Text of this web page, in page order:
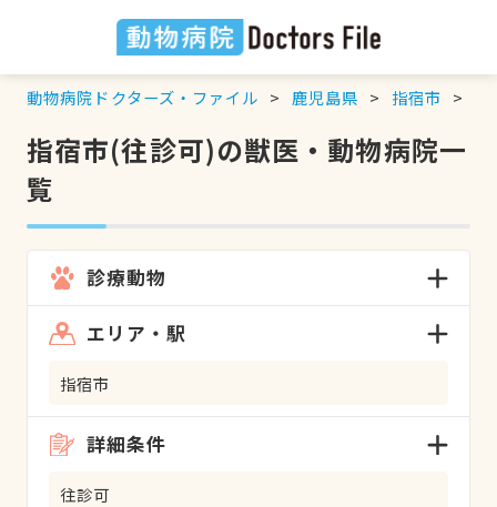
動物病院ドクターズ・ファイル 鹿児島県 指宿市
指宿市(往診可)の獣医・動物病院一
覧
診療動物
エリア・駅
指宿市
詳細条件
往診可